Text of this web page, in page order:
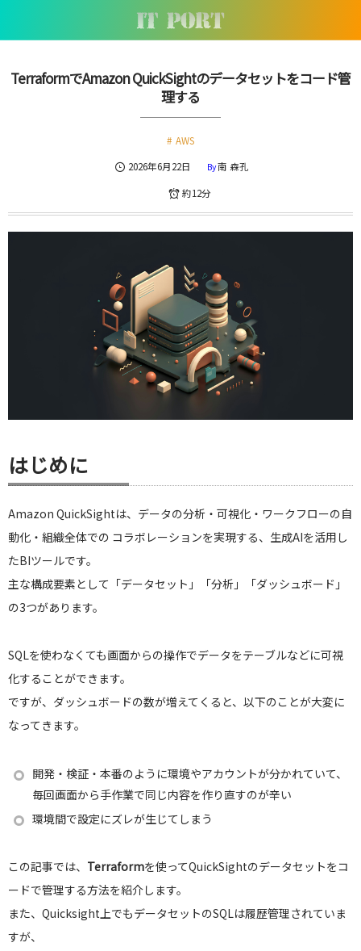
TerraformでAmazon QuickSightのデータセットをコード管
理する
AWS
2026年6月22日
By南 森孔
約12分
はじめに
Amazon QuickSightは、データの分析・可視化・ワークフローの自
動化・組織全体での コラボレーションを実現する、生成AIを活用し
たBIツールです。
主な構成要素として「データセット」「分析」「ダッシュボード」
の3つがあります。
SQLを使わなくても画面からの操作でデータをテーブルなどに可視
化することができます。
ですが、ダッシュボードの数が増えてくると、以下のことが大変に
なってきます。
開発・検証・本番のように環境やアカウントが分かれていて、
毎回画面から手作業で同じ内容を作り直すのが辛い
環境間で設定にズレが生じてしまう
この記事では、 Terraformを使ってQuickSightのデータセットをコ
ードで管理する方法を紹介します。
また、Quicksight上でもデータセットのSQLは履歴管理されていま
すが、